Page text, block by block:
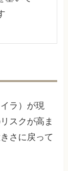
ラ）が現
スクが高ま
さに戻って